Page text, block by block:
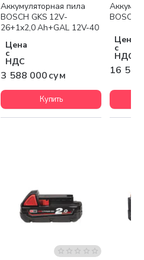
Бесплатная доставка
Аккумуляторная пила
BOSCH GKS 12V-
26+1x2,0 Ah+GAL 12V-40
Цена
с
НДС
3 588 000 сум
Купить
BOSCH
Цена
с
НДС
16